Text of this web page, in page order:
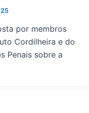
por membros
Cordilheira e do
Penais sobre a